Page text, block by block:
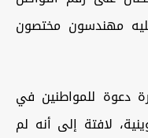
مهندسون مختصون
دعوة للمواطنين في
لافتة إلى أنه لم